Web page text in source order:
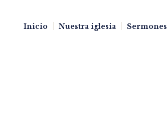
Inicio Nuestra iglesia Sermones